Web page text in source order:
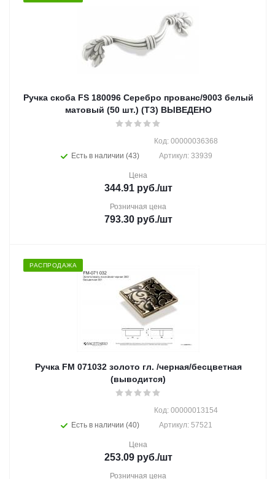
Ручка скоба FS 180096 Серебро прованс/9003 белый
матовый (50 шт.) (ТЗ) ВЫВЕДЕНО
Есть в наличии (43)
Код: 00000036368
Артикул: 33939
Цена
344.91руб./шт
Розничная цена
793.30руб./шт
РАСПРОДАЖА
Ручка FM 071032 золото гл. /черная/бесцветная
(выводится)
Есть в наличии (40)
Код: 00000013154
Артикул: 57521
Цена
253.09руб./шт
Розничная цена